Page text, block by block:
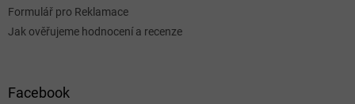
Formulář pro Reklamace
Jak ověřujeme hodnocení a recenze
Facebook